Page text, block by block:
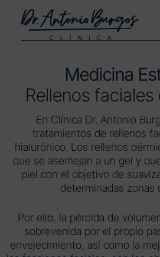
Medicina
Rellenos
En Clínica Dr. Antonio
tratamientos de rellenos
hialurónico. Los rellenos
que se asemejan a un gel y
piel con el objetivo de
determinadas zonas
Por ello, la pérdida de
sobrevenida por el propio
envejecimiento, así como la